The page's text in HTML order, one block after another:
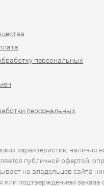
персональных
персональных
характеристик,
публичной офертой,
на владельцев сайта
или подтверждением заказа